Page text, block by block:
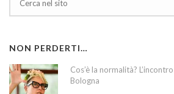
NON PERDERTI…
Cos’è la normalità?
Bologna